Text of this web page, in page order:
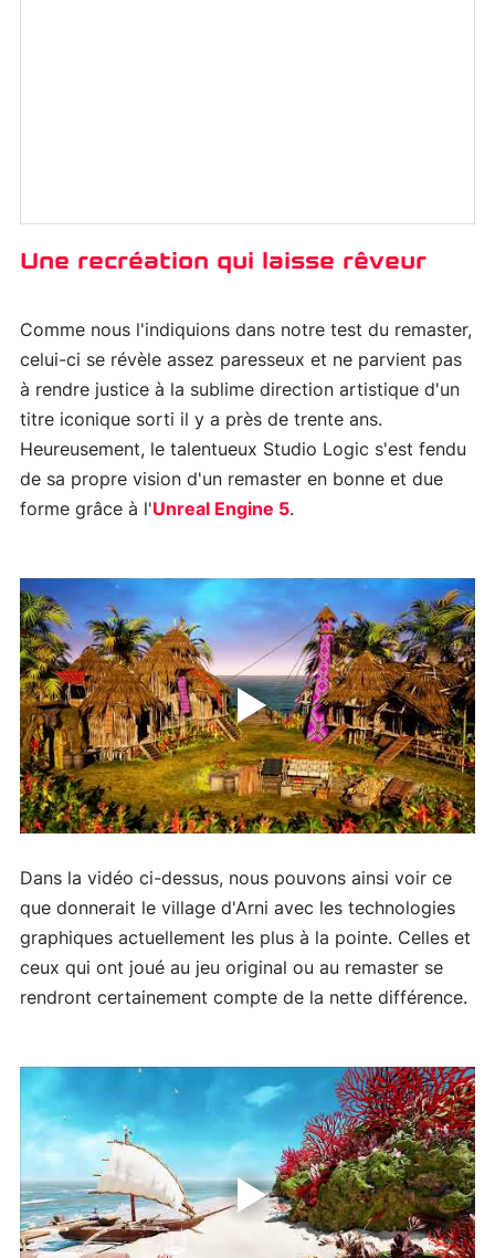
Une recréation qui laisse rêveur
Comme nous l'indiquions dans notre test du remaster,
celui-ci se révèle assez paresseux et ne parvient pas
à rendre justice à la sublime direction artistique d'un
titre iconique sorti il y a près de trente ans.
Heureusement, le talentueux Studio Logic s'est fendu
de sa propre vision d'un remaster en bonne et due
forme grâce à l'Unreal Engine 5.
Dans la vidéo ci-dessus, nous pouvons ainsi voir ce
que donnerait le village d'Arni avec les technologies
graphiques actuellement les plus à la pointe. Celles et
ceux qui ont joué au jeu original ou au remaster se
rendront certainement compte de la nette différence.